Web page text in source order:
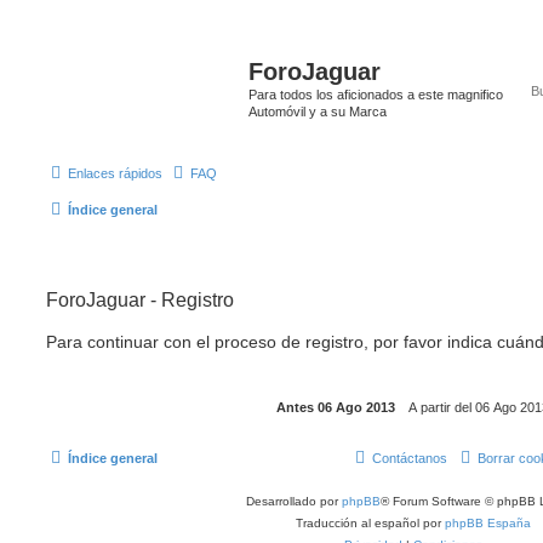
ForoJaguar
Para todos los aficionados a este magnifico
Automóvil y a su Marca
Enlaces rápidos FAQ
Índice general
ForoJaguar - Registro
Para continuar con el proceso de registro, por favor indica
Índice general Borrar
Contáctanos
Desarrollado porphpBB® Forum Software © phpBB
Traducción al español porphpBB España